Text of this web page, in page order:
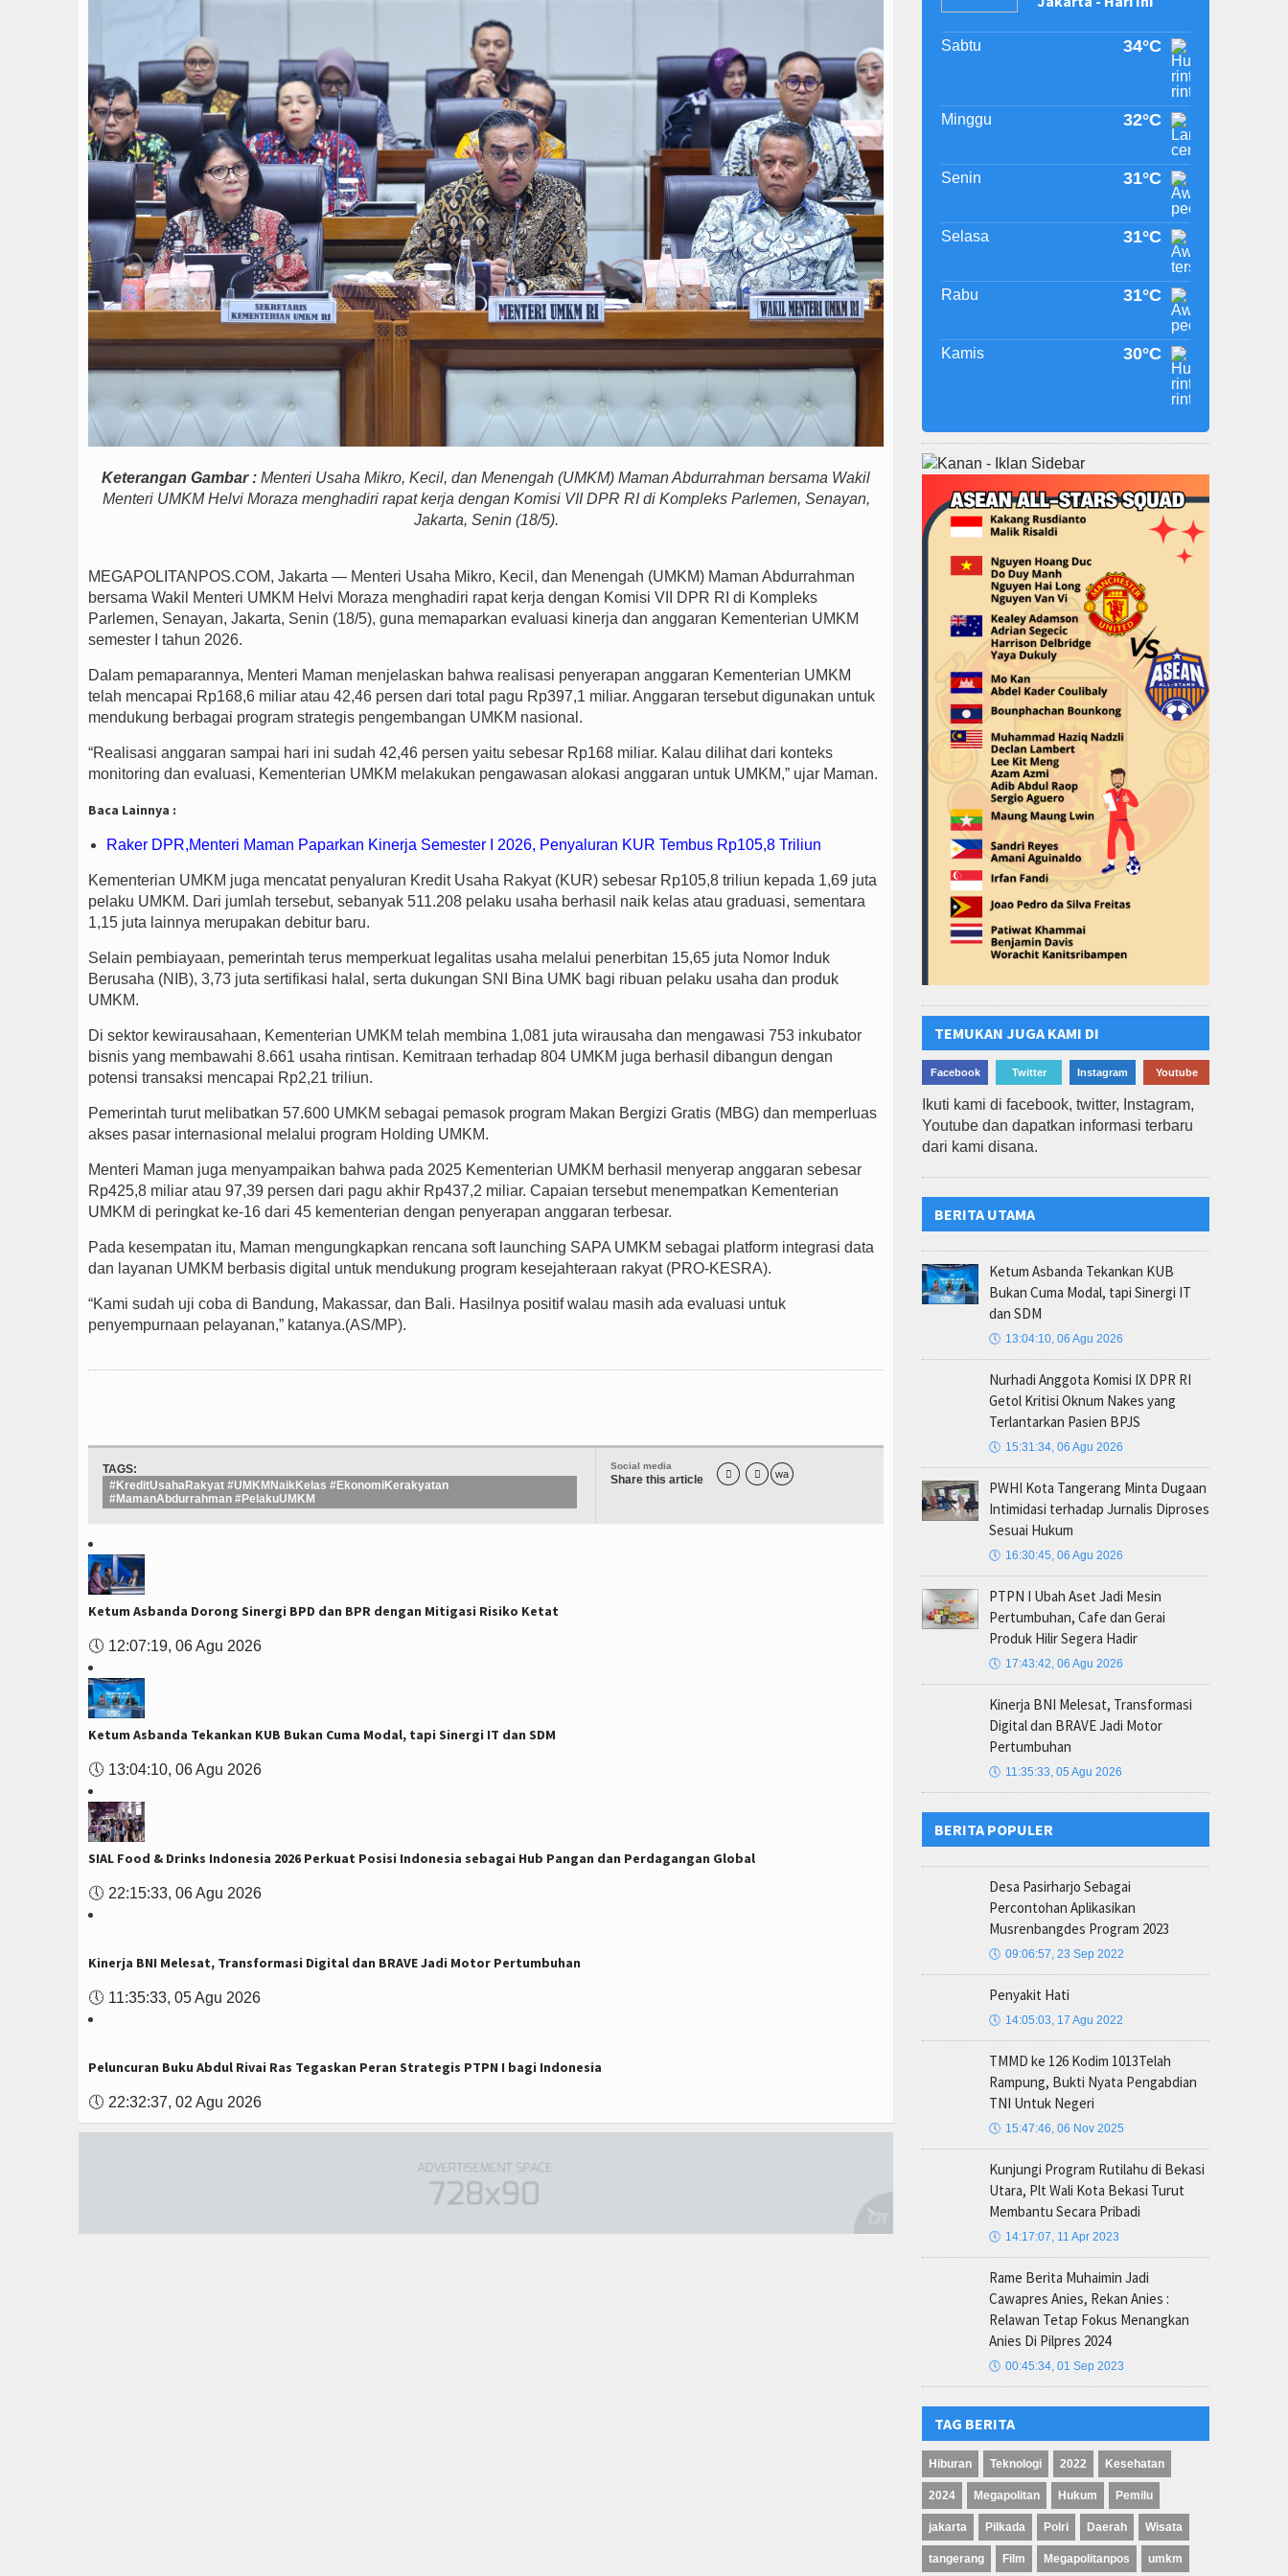
Keterangan Gambar : Menteri Usaha Mikro, Kecil, dan Menengah (UMKM) Maman Abdurrahman bersama Wakil
Menteri UMKM Helvi Moraza menghadiri rapat kerja dengan Komisi VII DPR RI di Kompleks Parlemen, Senayan,
Jakarta, Senin (18/5).
MEGAPOLITANPOS.COM, Jakarta — Menteri Usaha Mikro, Kecil, dan Menengah (UMKM) Maman Abdurrahman
bersama Wakil Menteri UMKM Helvi Moraza menghadiri rapat kerja dengan Komisi VII DPR RI di Kompleks
Parlemen, Senayan, Jakarta, Senin (18/5), guna memaparkan evaluasi kinerja dan anggaran Kementerian UMKM
semester I tahun 2026.
Dalam pemaparannya, Menteri Maman menjelaskan bahwa realisasi penyerapan anggaran Kementerian UMKM
telah mencapai Rp168,6 miliar atau 42,46 persen dari total pagu Rp397,1 miliar. Anggaran tersebut digunakan untuk
mendukung berbagai program strategis pengembangan UMKM nasional.
“Realisasi anggaran sampai hari ini sudah 42,46 persen yaitu sebesar Rp168 miliar. Kalau dilihat dari konteks
monitoring dan evaluasi, Kementerian UMKM melakukan pengawasan alokasi anggaran untuk UMKM,” ujar Maman.
Baca Lainnya :
Raker DPR,Menteri Maman Paparkan Kinerja Semester I 2026, Penyaluran KUR Tembus Rp105,8 Triliun
Kementerian UMKM juga mencatat penyaluran Kredit Usaha Rakyat (KUR) sebesar Rp105,8 triliun kepada 1,69 juta
pelaku UMKM. Dari jumlah tersebut, sebanyak 511.208 pelaku usaha berhasil naik kelas atau graduasi, sementara
1,15 juta lainnya merupakan debitur baru.
Selain pembiayaan, pemerintah terus memperkuat legalitas usaha melalui penerbitan 15,65 juta Nomor Induk
Berusaha (NIB), 3,73 juta sertifikasi halal, serta dukungan SNI Bina UMK bagi ribuan pelaku usaha dan produk
UMKM.
Di sektor kewirausahaan, Kementerian UMKM telah membina 1,081 juta wirausaha dan mengawasi 753 inkubator
bisnis yang membawahi 8.661 usaha rintisan. Kemitraan terhadap 804 UMKM juga berhasil dibangun dengan
potensi transaksi mencapai Rp2,21 triliun.
Pemerintah turut melibatkan 57.600 UMKM sebagai pemasok program Makan Bergizi Gratis (MBG) dan memperluas
akses pasar internasional melalui program Holding UMKM.
Menteri Maman juga menyampaikan bahwa pada 2025 Kementerian UMKM berhasil menyerap anggaran sebesar
Rp425,8 miliar atau 97,39 persen dari pagu akhir Rp437,2 miliar. Capaian tersebut menempatkan Kementerian
UMKM di peringkat ke-16 dari 45 kementerian dengan penyerapan anggaran terbesar.
Pada kesempatan itu, Maman mengungkapkan rencana soft launching SAPA UMKM sebagai platform integrasi data
dan layanan UMKM berbasis digital untuk mendukung program kesejahteraan rakyat (PRO-KESRA).
“Kami sudah uji coba di Bandung, Makassar, dan Bali. Hasilnya positif walau masih ada evaluasi untuk
penyempurnaan pelayanan,” katanya.(AS/MP).
Social media
Share this article   wa
TAGS:
#KreditUsahaRakyat #UMKMNaikKelas #EkonomiKerakyatan
#MamanAbdurrahman #PelakuUMKM
Ketum Asbanda Dorong Sinergi BPD dan BPR dengan Mitigasi Risiko Ketat
🕔 12:07:19, 06 Agu 2026
Ketum Asbanda Tekankan KUB Bukan Cuma Modal, tapi Sinergi IT dan SDM
🕔 13:04:10, 06 Agu 2026
SIAL Food & Drinks Indonesia 2026 Perkuat Posisi Indonesia sebagai Hub Pangan dan Perdagangan Global
🕔 22:15:33, 06 Agu 2026
Kinerja BNI Melesat, Transformasi Digital dan BRAVE Jadi Motor Pertumbuhan
🕔 11:35:33, 05 Agu 2026
Peluncuran Buku Abdul Rivai Ras Tegaskan Peran Strategis PTPN I bagi Indonesia
🕔 22:32:37, 02 Agu 2026
Sabtu 34°C
Minggu 32°C
Senin 31°C
Selasa 31°C
Rabu 31°C
Kamis 30°C
TEMUKAN JUGA KAMI DI
Facebook Twitter Instagram Youtube
Ikuti kami di facebook, twitter, Instagram,
Youtube dan dapatkan informasi terbaru
dari kami disana.
BERITA UTAMA
Ketum Asbanda Tekankan KUB
Bukan Cuma Modal, tapi Sinergi IT
dan SDM
🕔 13:04:10, 06 Agu 2026
Nurhadi Anggota Komisi IX DPR RI
Getol Kritisi Oknum Nakes yang
Terlantarkan Pasien BPJS
🕔 15:31:34, 06 Agu 2026
PWHI Kota Tangerang Minta Dugaan
Intimidasi terhadap Jurnalis Diproses
Sesuai Hukum
🕔 16:30:45, 06 Agu 2026
PTPN I Ubah Aset Jadi Mesin
Pertumbuhan, Cafe dan Gerai
Produk Hilir Segera Hadir
🕔 17:43:42, 06 Agu 2026
Kinerja BNI Melesat, Transformasi
Digital dan BRAVE Jadi Motor
Pertumbuhan
🕔 11:35:33, 05 Agu 2026
BERITA POPULER
Desa Pasirharjo Sebagai
Percontohan Aplikasikan
Musrenbangdes Program 2023
🕔 09:06:57, 23 Sep 2022
Penyakit Hati
🕔 14:05:03, 17 Agu 2022
TMMD ke 126 Kodim 1013Telah
Rampung, Bukti Nyata Pengabdian
TNI Untuk Negeri
🕔 15:47:46, 06 Nov 2025
Kunjungi Program Rutilahu di Bekasi
Utara, Plt Wali Kota Bekasi Turut
Membantu Secara Pribadi
🕔 14:17:07, 11 Apr 2023
Rame Berita Muhaimin Jadi
Cawapres Anies, Rekan Anies :
Relawan Tetap Fokus Menangkan
Anies Di Pilpres 2024
🕔 00:45:34, 01 Sep 2023
TAG BERITA
Hiburan Teknologi 2022 Kesehatan
2024 Megapolitan Hukum Pemilu
jakarta Pilkada Polri Daerah Wisata
tangerang Film Megapolitanpos umkm